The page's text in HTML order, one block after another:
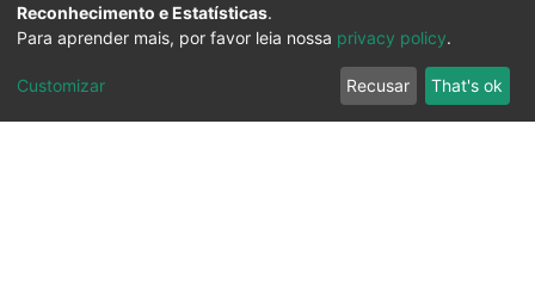
Reconhecimento e Estatísticas.
Para aprender mais, por favor leia nossa privacy policy.
Customizar Recusar That's ok